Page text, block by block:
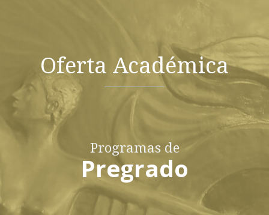
Oferta Académica
Programas de
Pregrado